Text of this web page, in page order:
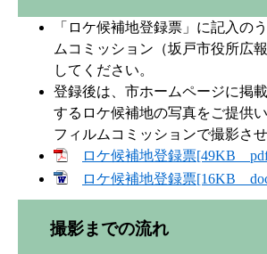
「ロケ候補地登録票」に記入の
ムコミッション（坂戸市役所広
してください。
登録後は、市ホームページに掲
するロケ候補地の写真をご提供
フィルムコミッションで撮影さ
ロケ候補地登録票[49KB
ロケ候補地登録票[16KB
撮影までの流れ